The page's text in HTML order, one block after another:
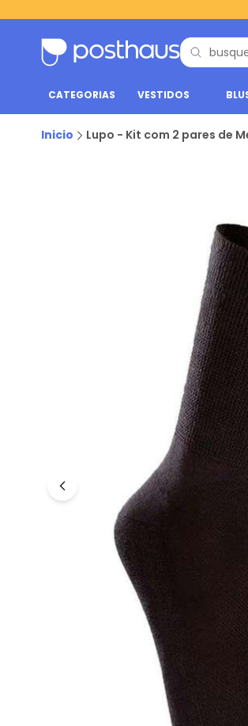
CATEGORIAS VESTIDOS
Inicio Lupo - Kit com 2 pares de